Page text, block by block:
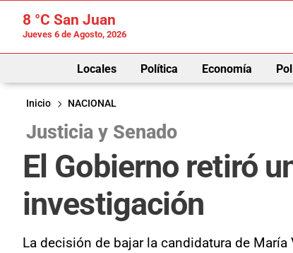
8 °C San Juan
Jueves 6 de Agosto, 2026
Locales Política Economía
Inicio
NACIONAL
Justicia y Senado
El Gobierno retiró
investigación
La decisión de bajar la candidatura de